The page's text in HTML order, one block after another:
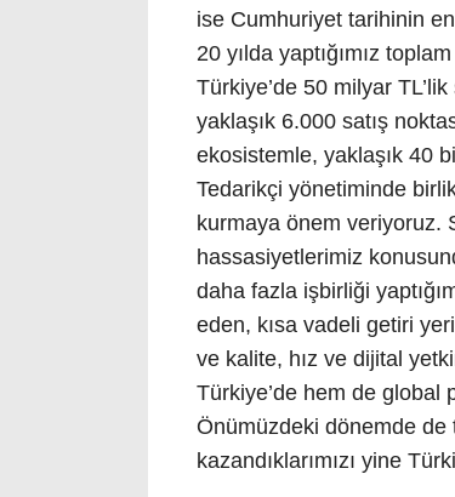
ise Cumhuriyet tarihinin
20 yılda yaptığımız
Türkiye’de 50 milyar
yaklaşık 6.000 satış
ekosistemle, yaklaşık 40
Tedarikçi yönetiminde
kurmaya önem veriyoruz.
hassasiyetlerimiz
daha fazla işbirliği
eden, kısa vadeli getiri
ve kalite, hız ve dijital
Türkiye’de hem de global
Önümüzdeki dönemde de
kazandıklarımızı yine